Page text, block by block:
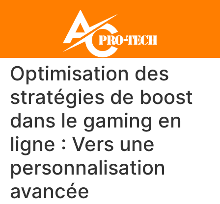
Optimisation des
stratégies de boost
dans le gaming en
ligne : Vers une
personnalisation
avancée